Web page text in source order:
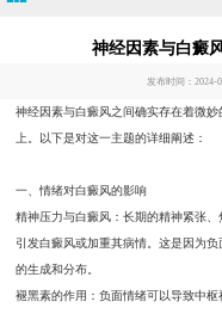
神经因素与白癜
发布时间：2024-
神经因素与白癜风之间确实存在着微
上。以下是对这一主题的详细阐述：
一、情绪对白癜风的影响
精神压力与白癜风：长期的精神紧张
引发白癜风或加重其病情。这是因为
的生成和分布。
褪黑素的作用：负面情绪可以导致中